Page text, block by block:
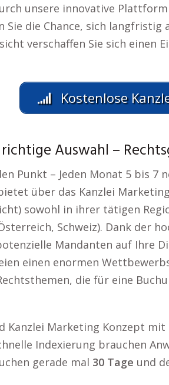
unsere innovative
Sie die Chance, sich
verschaffen Sie sich einen
Kostenlose
Auswahl –
Punkt – Jeden Monat 5 bis 7
über das Kanzlei
sowohl in ihrer tätigen
Schweiz). Dank der
Mandanten auf Ihre
einen enormen
die für eine
Kanzlei Marketing Konzept
Indexierung brauchen
gerade mal 30 Tage und